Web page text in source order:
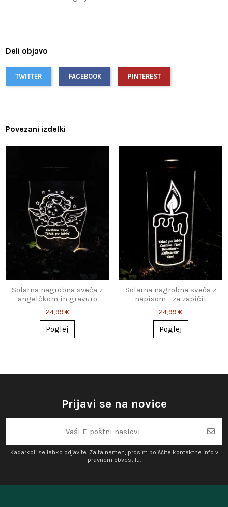
Deli objavo
TWITTER FACEBOOK PINTEREST
Povezani izdelki
Solarna nagrobna sveča z
angelčkom in gravuro
24,99 €
Poglej
Solarna nagrobna sveča z
napisom - za zapičit
24,99 €
Poglej
Prijavi se na novice
Kadarkoli se lahko odjavite. Za ta namen, prosim poiščite kontaktne info v
pravnem obvestilu.